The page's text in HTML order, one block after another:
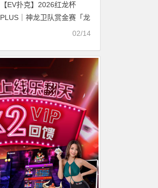
【EV扑克】2026红龙杯
PLUS｜神龙卫队赏金赛「龙
02/14